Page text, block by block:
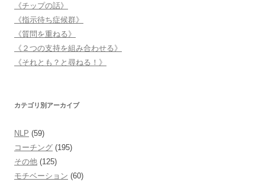
《チップの話》
《指示待ち症候群》
《質問を重ねる》
《２つの支持を組み合わせる》
《それとも？と尋ねる！》
カテゴリ別アーカイブ
NLP (59)
コーチング (195)
その他 (125)
モチベーション (60)